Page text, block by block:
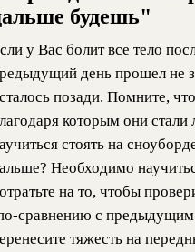
будешь"
у Вас болит все тело
день прошел не
позади. Помните,
которым они
стоять на
Необходимо
на то, чтобы
сравнению с предыдущим
тяжесть на